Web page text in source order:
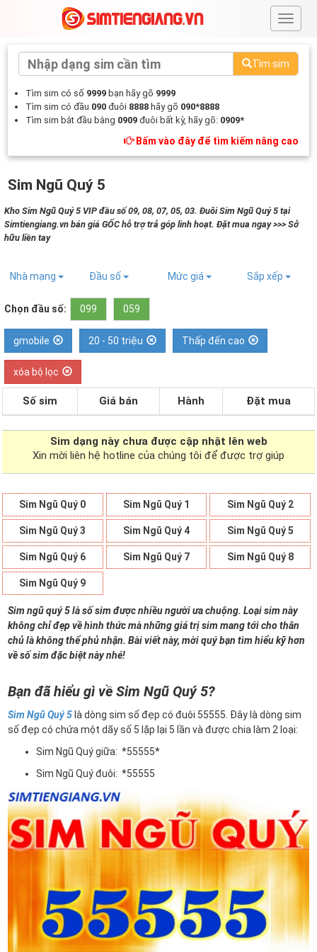
#
Tìm sim
Tìm sim có số 9999 bạn hãy gõ 9999
Tìm sim có đầu 090 đuôi 8888 hãy gõ 090*8888
Tìm sim bắt đầu bằng 0909 đuôi bất kỳ, hãy gõ: 0909*
Bấm vào đây để tìm kiếm nâng cao
Sim Ngũ Quý 5
Kho Sim Ngũ Quý 5 VIP đầu số 09, 08, 07, 05, 03. Đuôi Sim Ngũ Quý 5 tại
Simtiengiang.vn bán giá GỐC hỗ trợ trả góp linh hoạt. Đặt mua ngay >>> Sở
hữu liền tay
Nhà mạng Đầu số Mức giá Sắp xếp
Chọn đầu số: 099 059
gmobile 20 - 50 triệu Thấp đến cao
xóa bộ lọc
Số sim Giá bán Hành Đặt mua
Sim dạng này chưa được cập nhật lên web
Xin mời liên hệ hotline của chúng tôi để được trợ giúp
Sim Ngũ Quý 0 Sim Ngũ Quý 1 Sim Ngũ Quý 2
Sim Ngũ Quý 3 Sim Ngũ Quý 4 Sim Ngũ Quý 5
Sim Ngũ Quý 6 Sim Ngũ Quý 7 Sim Ngũ Quý 8
Sim Ngũ Quý 9
Sim ngũ quý 5 là số sim được nhiều người ưa chuộng. Loại sim này
không chỉ đẹp về hình thức mà những giá trị sim mang tới cho thân
chủ là không thể phủ nhận. Bài viết này, mời quý bạn tìm hiểu kỹ hơn
về số sim đặc biệt này nhé!
Bạn đã hiểu gì về Sim Ngũ Quý 5?
Sim Ngũ Quý 5 là dòng sim số đẹp có đuôi 55555. Đây là dòng sim
số đẹp có chứa một dãy số 5 lặp lại 5 lần và được chia làm 2 loại:
Sim Ngũ Quý giữa: *55555*
Sim Ngũ Quý đuôi: *55555